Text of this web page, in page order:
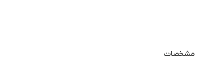
مشخصات